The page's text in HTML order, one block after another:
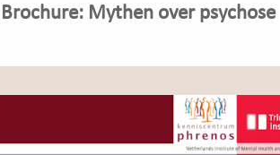
Brochure: Mythen over psychose